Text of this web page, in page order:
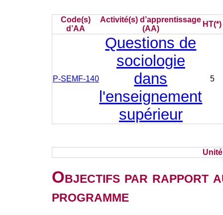
Code(s)
d’AA
Activité(s) d’apprentissage
(AA)
HT(*)
P-SEMF-140
Questions de
sociologie
dans
l'enseignement
supérieur
5
Objectifs par rapport
programme